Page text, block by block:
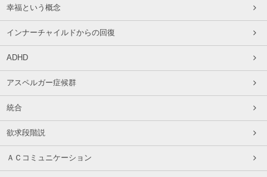
幸福という概念
インナーチャイルドからの回復
ADHD
アスペルガー症候群
統合
欲求段階説
ＡＣコミュニケーション